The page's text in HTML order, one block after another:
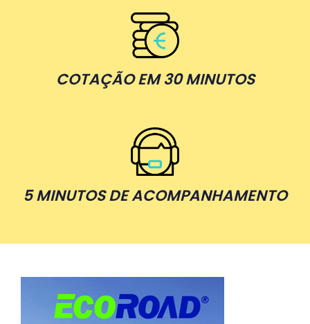
COTAÇÃO EM 30 MINUTOS
5 MINUTOS DE ACOMPANHAMENTO